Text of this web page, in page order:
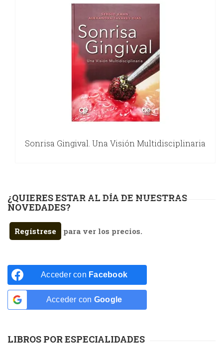
Sonrisa Gingival. Una Visión Multidisciplinaria
¿QUIERES ESTAR AL DÍA DE NUESTRAS
NOVEDADES?
Regístrese para ver los precios.
Acceder con Facebook
Acceder con Google
LIBROS POR ESPECIALIDADES